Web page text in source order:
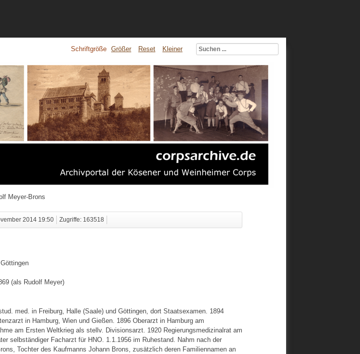
Schriftgröße Größer Reset Kleiner
Meyer-Brons
2014 19:50 Zugriffe: 163518
(als Rudolf Meyer)
med. in Freiburg, Halle (Saale) und Göttingen, dort Staatsexamen. 1894
in Hamburg, Wien und Gießen. 1896 Oberarzt in Hamburg am
am Ersten Weltkrieg als stellv. Divisionsarzt. 1920 Regierungsmedizinalrat am
selbständiger Facharzt für HNO. 1.1.1956 im Ruhestand. Nahm nach der
Tochter des Kaufmanns Johann Brons, zusätzlich deren Familiennamen an